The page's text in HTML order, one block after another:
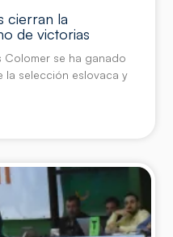
cierran la
de victorias
se ha ganado
selección eslovaca y